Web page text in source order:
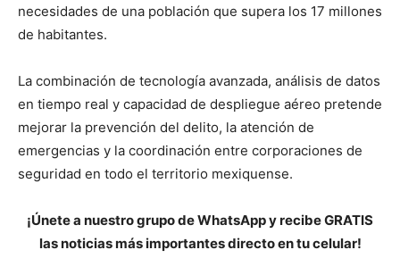
necesidades de una población que supera los 17 millones
de habitantes.
La combinación de tecnología avanzada, análisis de datos
en tiempo real y capacidad de despliegue aéreo pretende
mejorar la prevención del delito, la atención de
emergencias y la coordinación entre corporaciones de
seguridad en todo el territorio mexiquense.
¡Únete a nuestro grupo de WhatsApp y recibe GRATIS
las noticias más importantes directo en tu celular!